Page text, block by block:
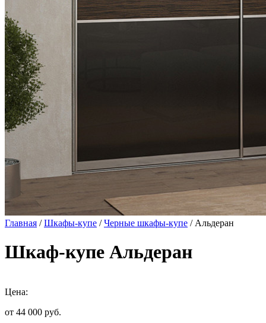
Главная /Шкафы-купе /Черные шкафы-купе / Альдеран
Шкаф-купе Альдеран
Цена:
от 44 000 руб.